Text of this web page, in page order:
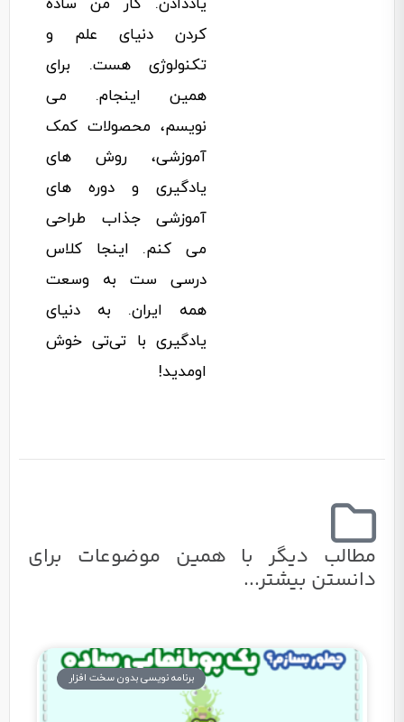
یاددادن. کار من ساده
کردن دنیای علم و
تکنولوژی هست. برای
همین اینجام. می
نویسم، محصولات کمک
آموزشی، روش های
یادگیری و دوره های
آموزشی جذاب طراحی
می کنم. اینجا کلاس
درسی ست به وسعت
همه ایران. به دنیای
یادگیری با تی‌تی خوش
اومدید!
مطالب دیگر با همین موضوعات برای
دانستن بیشتر...
برنامه نویسی بدون سخت افزار